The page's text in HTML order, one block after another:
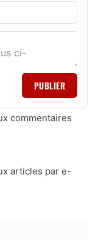
PUBLIER
commentaires
articles par e-